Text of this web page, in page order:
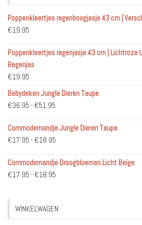
Poppenkleertjes regenboogjasje 43 cm |
€19.95
Poppenkleertjes regenjasje 43 cm | Lichtroze
Regenjas
€19.95
Babydeken Jungle Dieren Taupe
€36.95 - €51.95
tot
€51.95
Commodemandje Jungle Dieren Taupe
€17.95 - €18.95
tot
Commodemandje Droogbloemen Licht Beige
€17.95 - €18.95
€18.95
WINKELWAGEN